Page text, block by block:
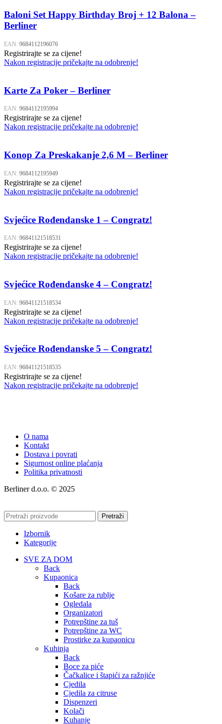
Baloni Set Happy Birthday Broj + 12 Balona –
Berliner
EAN: 9684112196076
Registrirajte se za cijene!
Nakon registracije pričekajte na odobrenje!
Karte Za Poker – Berliner
EAN: 9684112195994
Registrirajte se za cijene!
Nakon registracije pričekajte na odobrenje!
Konop Za Preskakanje 2,6 M – Berliner
EAN: 9684112195949
Registrirajte se za cijene!
Nakon registracije pričekajte na odobrenje!
Svjećice Rođendanske 1 – Congratz!
EAN: 96841121518531
Registrirajte se za cijene!
Nakon registracije pričekajte na odobrenje!
Svjećice Rođendanske 4 – Congratz!
EAN: 96841121518534
Registrirajte se za cijene!
Nakon registracije pričekajte na odobrenje!
Svjećice Rođendanske 5 – Congratz!
EAN: 96841121518535
Registrirajte se za cijene!
Nakon registracije pričekajte na odobrenje!
O nama
Kontakt
Dostava i povrati
Sigurnost online plaćanja
Politika privatnosti
Berliner d.o.o. © 2025
Pretraži
Izbornik
Kategorije
SVE ZA DOM
Back
Kupaonica
Back
Košare za rublje
Ogledala
Organizatori
Potrepštine za tuš
Potrepštine za WC
Prostirke za kupaonicu
Kuhinja
Back
Boce za piće
Čačkalice i štapići za ražnjiće
Cjedila
Cjedila za citruse
Dispenzeri
Kolači
Kuhanje